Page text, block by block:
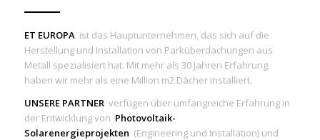
ET EUROPA ist das Hauptunternehmen, das sich auf die
Herstellung und Installation von Parküberdachungen aus
Metall spezialisiert hat. Mit mehr als 30 Jahren Erfahrung
haben wir mehr als eine Million m2 Dächer installiert.
UNSERE PARTNER verfügen über umfangreiche Erfahrung in
der Entwicklung von Photovoltaik-
Solarenergieprojekten (Engineering und Installation) und